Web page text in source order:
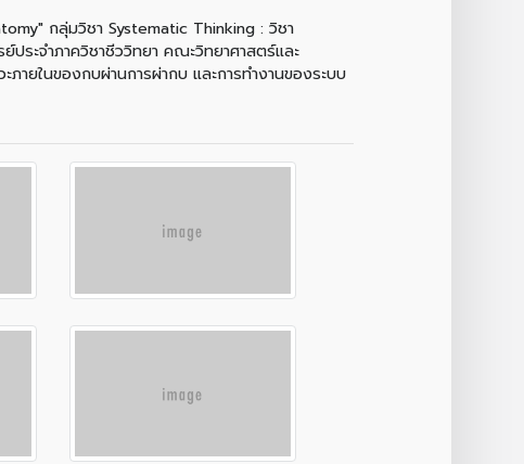
กลุ่มวิชา Systematic Thinking : วิชา
ระจำภาควิชาชีววิทยา คณะวิทยาศาสตร์และ
ายในของกบผ่านการผ่ากบ และการทำงานของระบบ